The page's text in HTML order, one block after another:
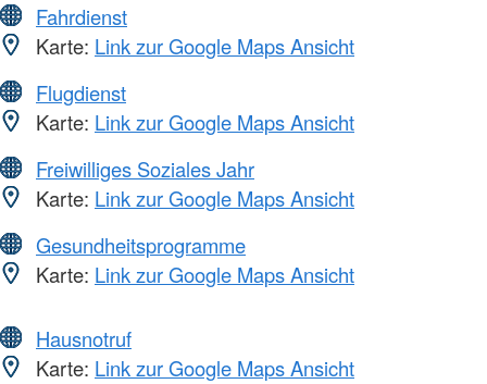
Fahrdienst
Karte: Link zur Google Maps Ansicht
Flugdienst
Karte: Link zur Google Maps Ansicht
Freiwilliges Soziales Jahr
Karte: Link zur Google Maps Ansicht
Gesundheitsprogramme
Karte: Link zur Google Maps Ansicht
Hausnotruf
Karte: Link zur Google Maps Ansicht